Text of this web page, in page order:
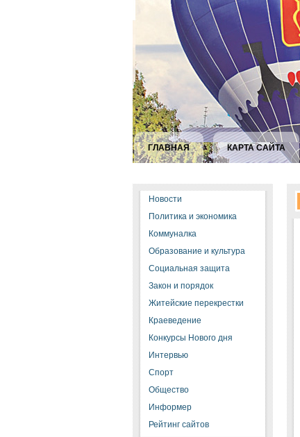
ГЛАВНАЯ КАРТА САЙТА
Новости
Политика и экономика
Коммуналка
Образование и культура
Социальная защита
Закон и порядок
Житейские перекрестки
Краеведение
Конкурсы Нового дня
Интервью
Спорт
Общество
Информер
Рейтинг сайтов